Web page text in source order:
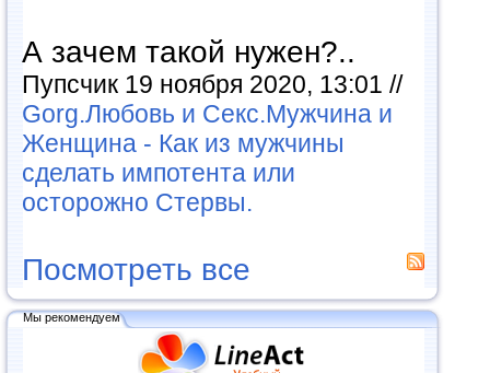
А зачем такой нужен?..
Пупсчик 19 ноября 2020, 13:01 //
Gorg.Любовь и Секс.Мужчина и
Женщина - Как из мужчины
сделать импотента или
осторожно Стервы.
Посмотреть все
Мы рекомендуем